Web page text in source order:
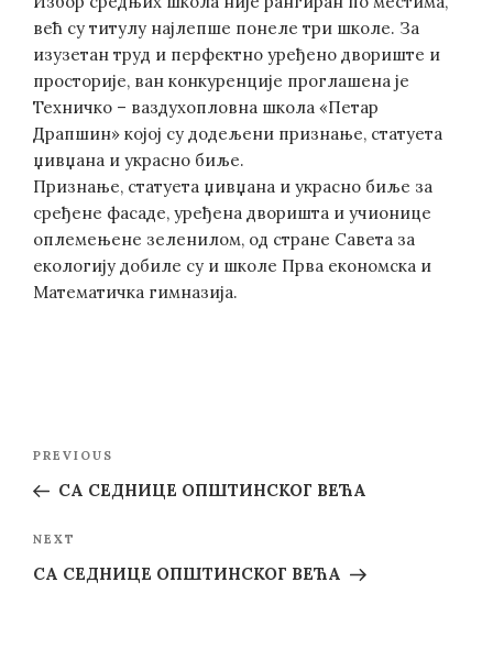
већ су титулу најлепше понеле три школе. За
изузетан труд и перфектно уређено двориште и
просторије, ван конкуренције проглашена је
Техничко – ваздухопловна школа «Петар
Драпшин» којој су додељени признање, статуета
џивџана и украсно биље.
Признање, статуета џивџана и украсно биље за
сређене фасаде, уређена дворишта и учионице
оплемењене зеленилом, од стране Савета за
екологију добиле су и школе Прва економска и
Математичка гимназија.
Post
Previous
Post
PREVIOUS
СА СЕДНИЦЕ ОПШТИНСКОГ ВЕЋА
Next
Post
NEXT
СА СЕДНИЦЕ ОПШТИНСКОГ ВЕЋА